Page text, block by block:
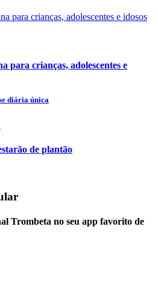
para crianças, adolescentes e
diária única
de plantão
Trombeta no seu app favorito de